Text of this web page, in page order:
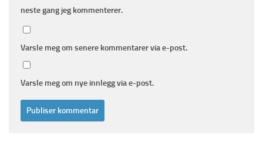
neste gang jeg kommenterer.
Varsle meg om senere kommentarer via e-post.
Varsle meg om nye innlegg via e-post.